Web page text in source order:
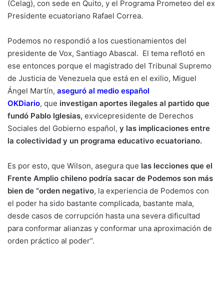
(Celag), con sede en Quito, y el Programa Prometeo del ex
Presidente ecuatoriano Rafael Correa.
Podemos no respondió a los cuestionamientos del
presidente de Vox, Santiago Abascal. El tema reflotó en
ese entonces porque el magistrado del Tribunal Supremo
de Justicia de Venezuela que está en el exilio, Miguel
Ángel Martín, aseguró al medio español
OKDiario, que investigan aportes ilegales al partido que
fundó Pablo Iglesias, exvicepresidente de Derechos
Sociales del Gobierno español, y las implicaciones entre
la colectividad y un programa educativo ecuatoriano.
Es por esto, que Wilson, asegura que las lecciones que el
Frente Amplio chileno podría sacar de Podemos son más
bien de “orden negativo, la experiencia de Podemos con
el poder ha sido bastante complicada, bastante mala,
desde casos de corrupción hasta una severa dificultad
para conformar alianzas y conformar una aproximación de
orden práctico al poder”.